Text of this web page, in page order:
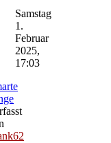
Beitrag
Samstag
1.
Februar
2025,
17:03